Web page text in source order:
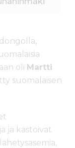
oli Martti
suomalaisen
ja kastoivat